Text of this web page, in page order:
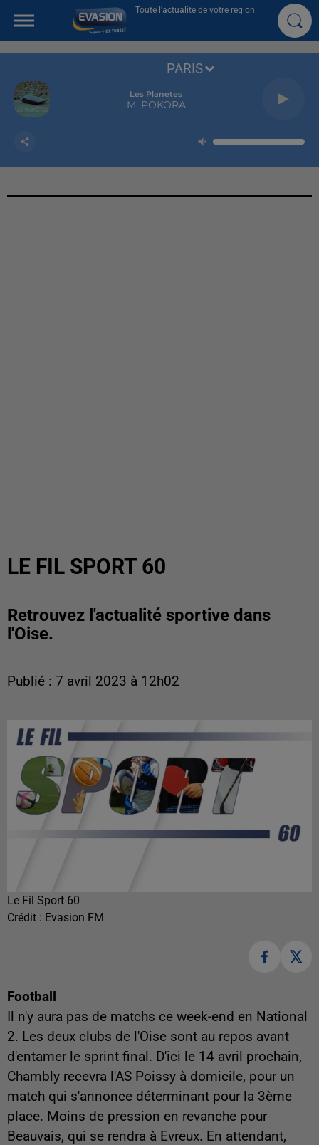
Toute l'actualité de votre région
Les Planetes
M. POKORA
PARIS
LE FIL SPORT 60
Retrouvez l'actualité sportive dans
l'Oise.
Publié : 7 avril 2023 à 12h02
Le Fil Sport 60
Crédit : Evasion FM
Football
Il n'y aura pas de matchs ce week-end en National
2. Les deux clubs de l'Oise sont au repos avant
d'entamer le sprint final. D'ici le 14 avril prochain,
Chambly recevra l'AS Poissy à domicile, pour un
match qui s'annonce déterminant pour la 3ème
place. Moins de pression en revanche pour
Beauvais, qui se rendra à Evreux. En attendant,